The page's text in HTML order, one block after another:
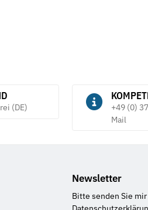
(DE)
+49 (0)
Mail
Newsletter
Bitte senden Sie